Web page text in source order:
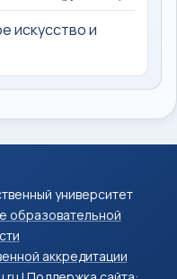
искусство и
университет
образовательной
аккредитации